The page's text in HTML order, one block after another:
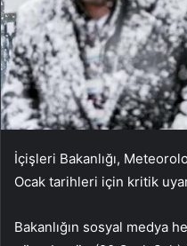
İçişleri Bakanlığı,
Ocak tarihleri için kritik
Bakanlığın sosyal medya